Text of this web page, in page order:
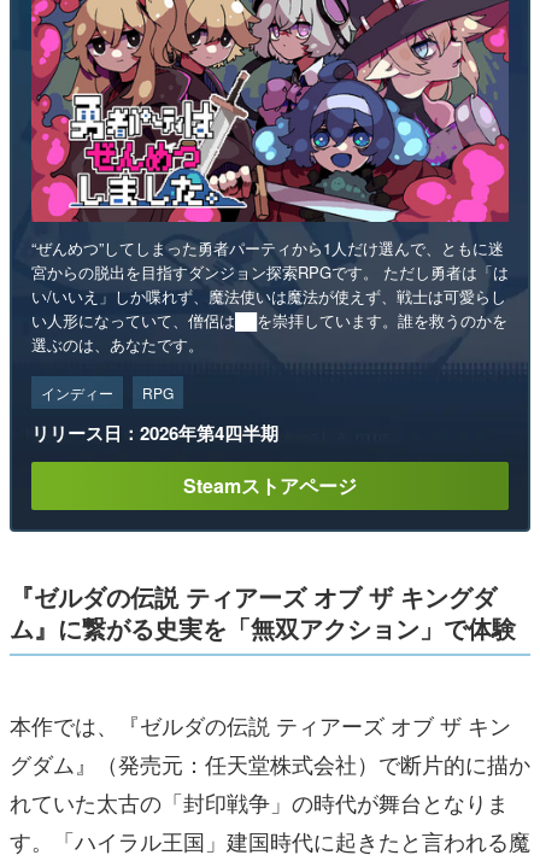
“ぜんめつ”してしまった勇者パーティから1人だけ選んで、ともに迷
宮からの脱出を目指すダンジョン探索RPGです。 ただし勇者は「は
い/いいえ」しか喋れず、魔法使いは魔法が使えず、戦士は可愛らし
い人形になっていて、僧侶は██を崇拝しています。誰を救うのかを
選ぶのは、あなたです。
インディー RPG
リリース日：2026年第4四半期
Steamストアページ
『ゼルダの伝説 ティアーズ オブ ザ キングダ
ム』に繋がる史実を「無双アクション」で体験
本作では、『ゼルダの伝説 ティアーズ オブ ザ キン
グダム』（発売元：任天堂株式会社）で断片的に描か
れていた太古の「封印戦争」の時代が舞台となりま
す。「ハイラル王国」建国時代に起きたと言われる魔